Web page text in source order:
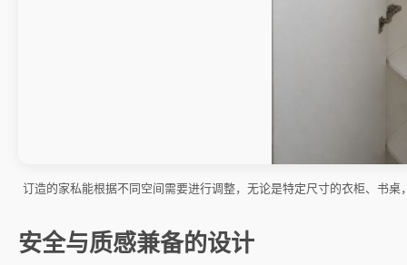
订造的家私能根据不同空间需要进行调整，无论是特定尺寸的衣柜、书
安全与质感兼备的设计